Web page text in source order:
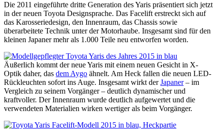
Die 2011 eingeführte dritte Generation des Yaris präsentiert sich jetzt
in der neuen Toyota Designsprache. Das Facelift erstreckt sich auf
das Karosseriedesign, den Innenraum, das Chassis sowie
überarbeitete Technik unter der Motorhaube. Insgesamt sind für den
kleinen Japaner mehr als 1.000 Teile neu entworfen worden.
Äußerlich kommt der neue Yaris mit einem neuen Gesicht in X-
Optik daher, das dem Aygo ähnelt. Am Heck fallen die neuen LED-
Rückleuchten sofort ins Auge. Insgesamt wirkt derJapaner– im
Vergleich zu seinem Vorgänger – deutlich dynamischer und
kraftvoller. Der Innenraum wurde deutlich aufgewertet und die
verwendeten Materialien wirken wertiger als beim Vorgänger.